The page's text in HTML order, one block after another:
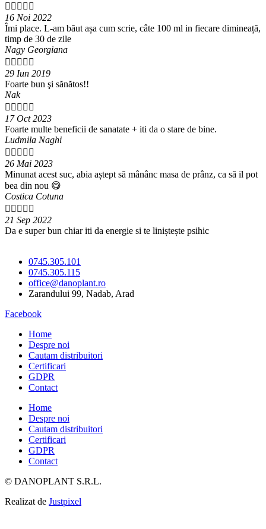
    
16 Noi 2022
Îmi place. L-am băut așa cum scrie, câte 100 ml in fiecare dimineață,
timp de 30 de zile
Nagy Georgiana
    
29 Iun 2019
Foarte bun şi sănătos!!
Nak
    
17 Oct 2023
Foarte multe beneficii de sanatate + iti da o stare de bine.
Ludmila Naghi
    
26 Mai 2023
Minunat acest suc, abia aștept să mânânc masa de prânz, ca să il pot
bea din nou 😋
Costica Cotuna
    
21 Sep 2022
Da e super bun chiar iti da energie si te liniștește psihic
0745.305.101
0745.305.115
office@danoplant.ro
Zarandului 99, Nadab, Arad
Facebook
Home
Despre noi
Cautam distribuitori
Certificari
GDPR
Contact
Home
Despre noi
Cautam distribuitori
Certificari
GDPR
Contact
© DANOPLANT S.R.L.
Realizat de Justpixel